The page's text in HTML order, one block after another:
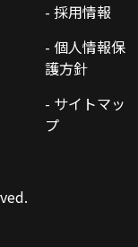
- 採用情報
- 個人情報保
護方針
- サイトマッ
プ